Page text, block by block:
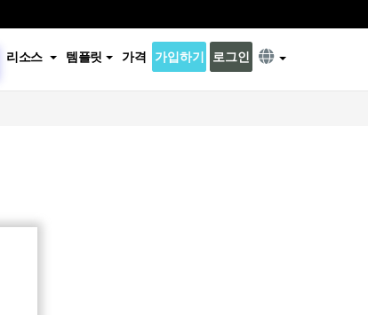
리소스 템플릿 가격 가입하기 로그인